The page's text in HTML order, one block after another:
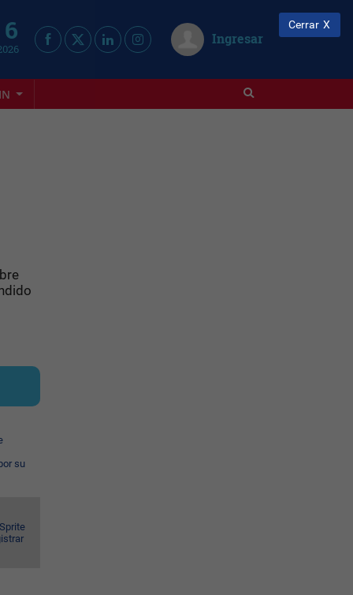
Ingresar
su
Cerrar